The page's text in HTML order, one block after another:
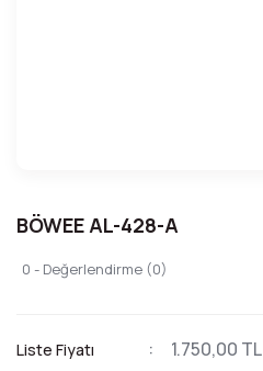
BÖWEE AL-428-A
0 - Değerlendirme (0)
Liste Fiyatı 1.750,00 TL